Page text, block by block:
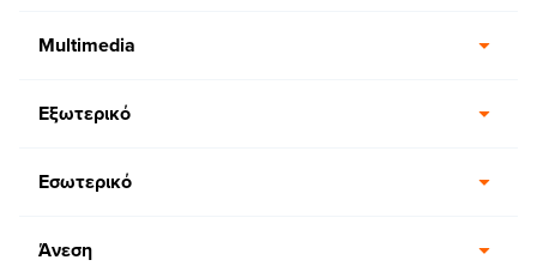
Multimedia
Εξωτερικό
Εσωτερικό
Άνεση